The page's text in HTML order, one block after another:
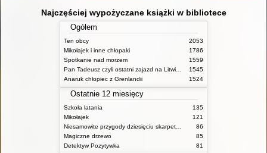
Najczęściej wypożyczane książki w bibliotece
Ogółem
Ten obcy
2053
Mikołajek i inne chłopaki
1786
Spotkanie nad morzem
1559
Pan Tadeusz czyli ostatni zajazd na Litwie: historia szlachecka z roku 1811 i 1812 we dwunastu księgach wie rszem
1545
Anaruk chłopiec z Grenlandii
1524
Ostatnie 12 miesięcy
Szkoła latania
135
Mikołajek
121
Niesamowite przygody dziesięciu skarpetek : (czterech prawych i sześciu lewych)
86
Magiczne drzewo
85
Detektyw Pozytywka
81